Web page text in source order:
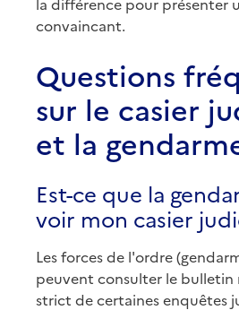
convaincant.
Questions
sur le casier
et la
Est-ce que la
voir mon casier
Les forces de l'ordre
peuvent consulter le bulletin
strict de certaines enquêtes